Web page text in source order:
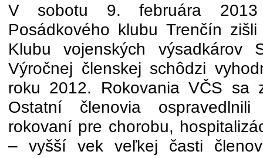
V sobotu 9. februára
Posádkového klubu Trenčín
Klubu vojenských výsadkárov
Výročnej členskej schôdzi
roku 2012. Rokovania VČS sa
Ostatní členovia
rokovaní pre chorobu,
– vyšší vek veľkej časti